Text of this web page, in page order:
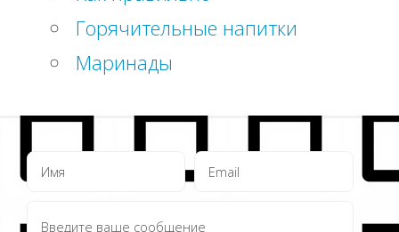
Горячительные напитки
Маринады